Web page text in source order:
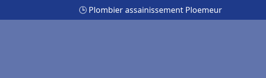
🕒 Plombier assainissement Ploemeur